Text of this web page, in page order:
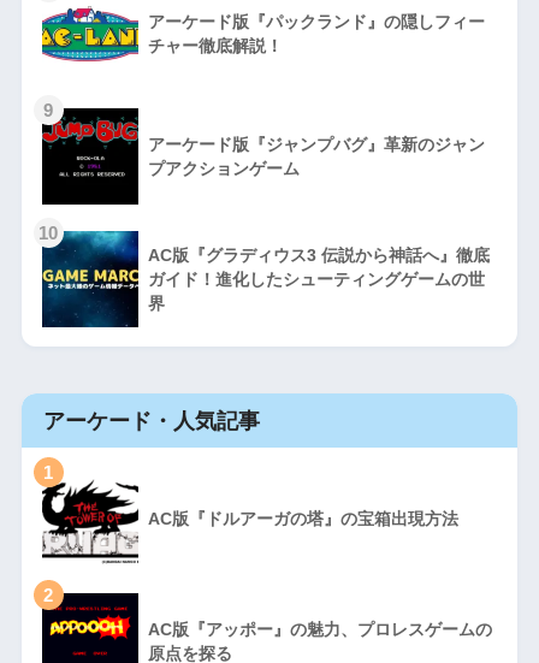
アーケード版『パックランド』の隠しフィー
チャー徹底解説！
9
アーケード版『ジャンプバグ』革新のジャン
プアクションゲーム
10
AC版『グラディウス3 伝説から神話へ』徹底
ガイド！進化したシューティングゲームの世
界
アーケード・人気記事
1
AC版『ドルアーガの塔』の宝箱出現方法
2
AC版『アッポー』の魅力、プロレスゲームの
原点を探る